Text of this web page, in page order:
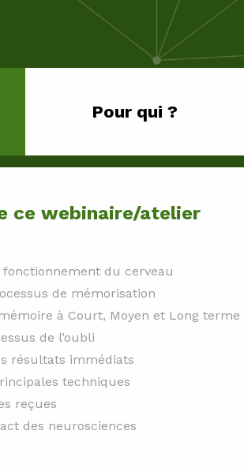
Pour qui ?
ce webinaire/atelier
du cerveau
de mémorisation
à Court, Moyen et Long terme
de l’oubli
résultats immédiats
techniques
reçues
des neurosciences